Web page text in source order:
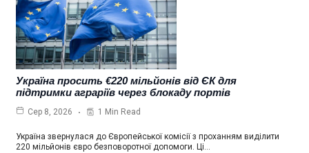
Україна просить €220 мільйонів від ЄК для
підтримки аграріїв через блокаду портів
Сер 8, 2026 1 Min Read
Україна звернулася до Європейської комісії з проханням виділити
220 мільйонів євро безповоротної допомоги. Ці…